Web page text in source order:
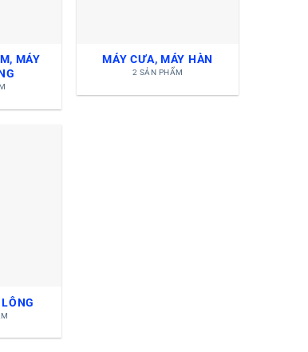
MÁY
MÁY CƯA, MÁY HÀN
2 SẢN PHẨM